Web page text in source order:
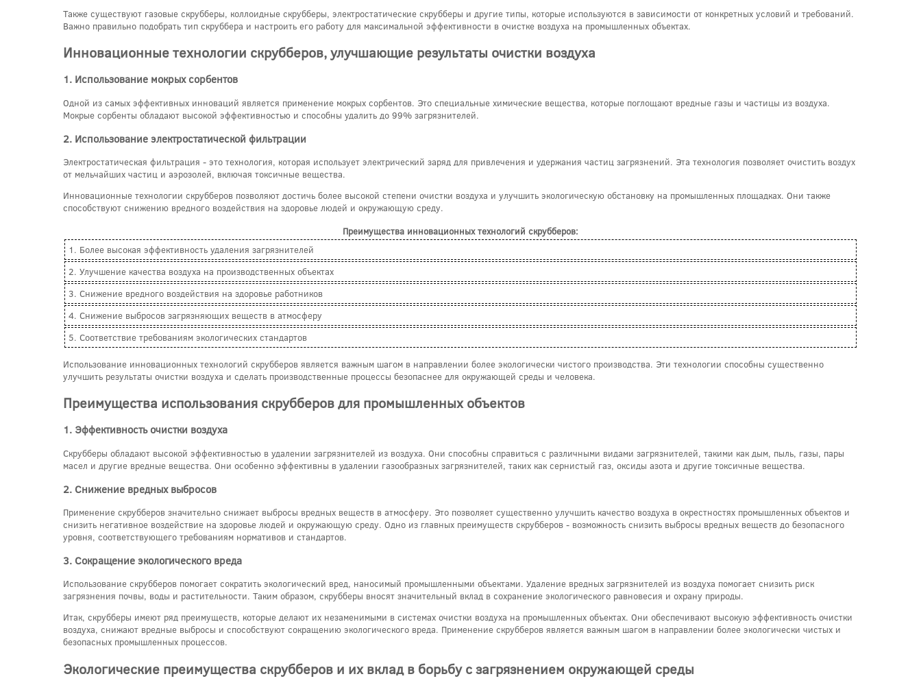
Также существуют газовые скрубберы, коллоидные скрубберы, электростатические скрубберы и другие типы, которые используются в зависимости от конкретных условий и требований.
Важно правильно подобрать тип скруббера и настроить его работу для максимальной эффективности в очистке воздуха на промышленных объектах.
Инновационные технологии скрубберов, улучшающие результаты очистки воздуха
1. Использование мокрых сорбентов
Одной из самых эффективных инноваций является применение мокрых сорбентов. Это специальные химические вещества, которые поглощают вредные газы и частицы из воздуха.
Мокрые сорбенты обладают высокой эффективностью и способны удалить до 99% загрязнителей.
2. Использование электростатической фильтрации
Электростатическая фильтрация - это технология, которая использует электрический заряд для привлечения и удержания частиц загрязнений. Эта технология позволяет очистить воздух
от мельчайших частиц и аэрозолей, включая токсичные вещества.
Инновационные технологии скрубберов позволяют достичь более высокой степени очистки воздуха и улучшить экологическую обстановку на промышленных площадках. Они также
способствуют снижению вредного воздействия на здоровье людей и окружающую среду.
Преимущества инновационных технологий скрубберов:
1. Более высокая эффективность удаления загрязнителей
2. Улучшение качества воздуха на производственных объектах
3. Снижение вредного воздействия на здоровье работников
4. Снижение выбросов загрязняющих веществ в атмосферу
5. Соответствие требованиям экологических стандартов
Использование инновационных технологий скрубберов является важным шагом в направлении более экологически чистого производства. Эти технологии способны существенно
улучшить результаты очистки воздуха и сделать производственные процессы безопаснее для окружающей среды и человека.
Преимущества использования скрубберов для промышленных объектов
1. Эффективность очистки воздуха
Скрубберы обладают высокой эффективностью в удалении загрязнителей из воздуха. Они способны справиться с различными видами загрязнителей, такими как дым, пыль, газы, пары
масел и другие вредные вещества. Они особенно эффективны в удалении газообразных загрязнителей, таких как сернистый газ, оксиды азота и другие токсичные вещества.
2. Снижение вредных выбросов
Применение скрубберов значительно снижает выбросы вредных веществ в атмосферу. Это позволяет существенно улучшить качество воздуха в окрестностях промышленных объектов и
снизить негативное воздействие на здоровье людей и окружающую среду. Одно из главных преимуществ скрубберов - возможность снизить выбросы вредных веществ до безопасного
уровня, соответствующего требованиям нормативов и стандартов.
3. Сокращение экологического вреда
Использование скрубберов помогает сократить экологический вред, наносимый промышленными объектами. Удаление вредных загрязнителей из воздуха помогает снизить риск
загрязнения почвы, воды и растительности. Таким образом, скрубберы вносят значительный вклад в сохранение экологического равновесия и охрану природы.
Итак, скрубберы имеют ряд преимуществ, которые делают их незаменимыми в системах очистки воздуха на промышленных объектах. Они обеспечивают высокую эффективность очистки
воздуха, снижают вредные выбросы и способствуют сокращению экологического вреда. Применение скрубберов является важным шагом в направлении более экологически чистых и
безопасных промышленных процессов.
Экологические преимущества скрубберов и их вклад в борьбу с загрязнением окружающей среды